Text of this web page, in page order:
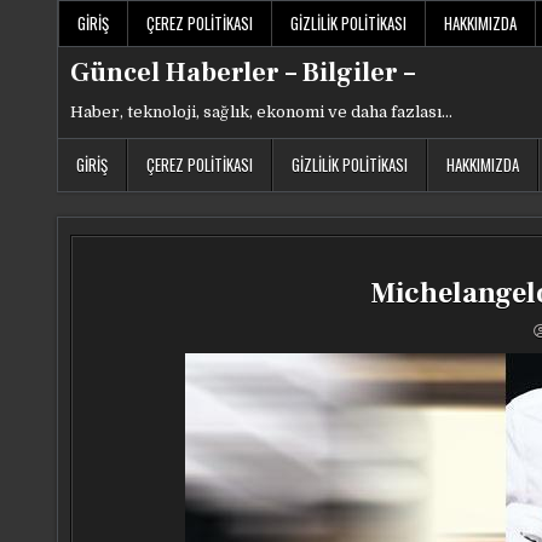
GIRIŞ ÇEREZ POLITIKASI GIZLILIK POLITIKASI HAKKIMIZDA
Güncel Haberler – Bilgiler –
Haber, teknoloji, sağlık, ekonomi ve daha fazlası…
GIRIŞ ÇEREZ POLITIKASI GIZLILIK POLITIKASI HAKKIMIZDA